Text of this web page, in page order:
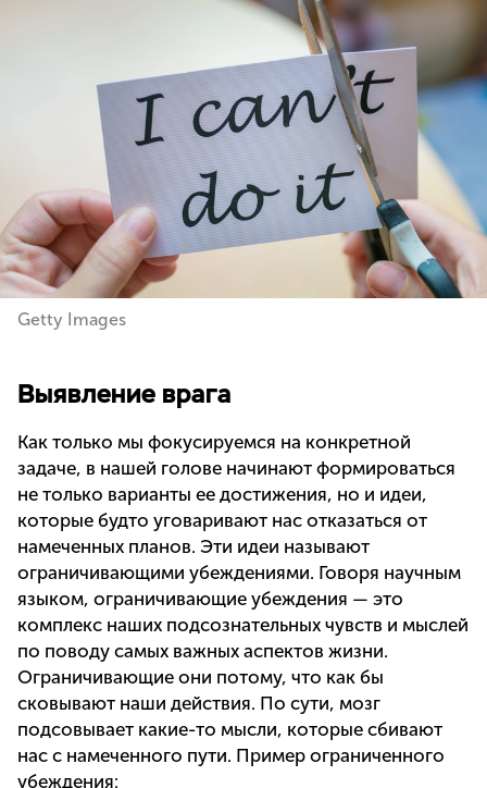
Getty Images
Выявление врага
Как только мы фокусируемся на конкретной
задаче, в нашей голове начинают формироваться
не только варианты ее достижения, но и идеи,
которые будто уговаривают нас отказаться от
намеченных планов. Эти идеи называют
ограничивающими убеждениями. Говоря научным
языком, ограничивающие убеждения — это
комплекс наших подсознательных чувств и мыслей
по поводу самых важных аспектов жизни.
Ограничивающие они потому, что как бы
сковывают наши действия. По сути, мозг
подсовывает какие-то мысли, которые сбивают
нас с намеченного пути. Пример ограниченного
убеждения: